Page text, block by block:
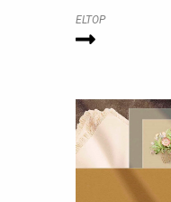
ELTOP